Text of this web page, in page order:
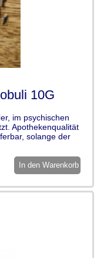
10G
im psychischen
Apothekenqualität
solange der
In den Warenkorb